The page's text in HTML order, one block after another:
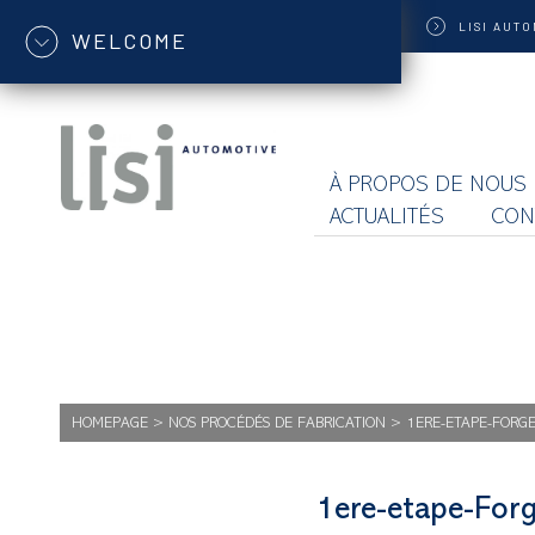
WELCOME
LISI
À PROPOS DE NOUS
ACTUALITÉS
HOMEPAGE > NOS PROCÉDÉS DE FABRICATION > 1ERE-ETAPE-
1ere-etape-